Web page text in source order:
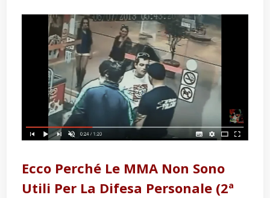
Ecco Perché Le MMA Non Sono
Utili Per La Difesa Personale (2ª